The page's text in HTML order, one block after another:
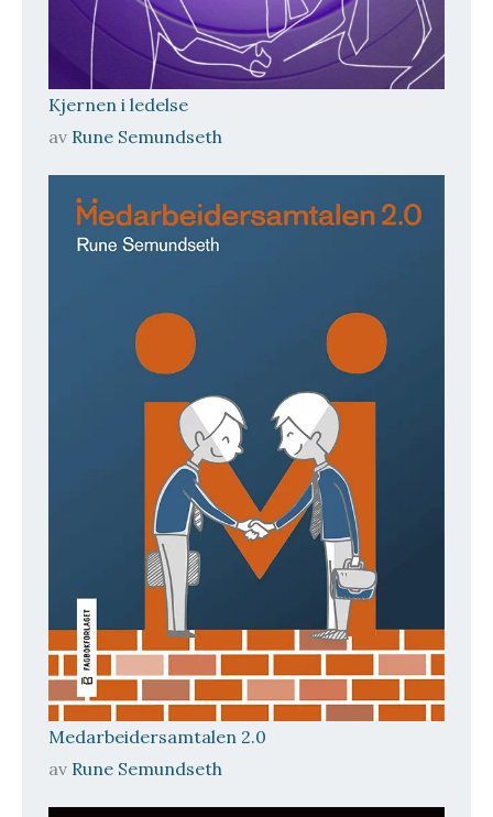
Kjernen i ledelse
av Rune Semundseth
Medarbeidersamtalen 2.0
av Rune Semundseth